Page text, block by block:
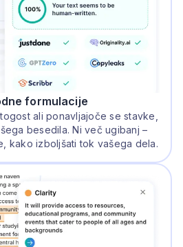
formulacije
ali ponavljajoče se stavke,
besedila. Ni več ugibanj –
kako izboljšati tok vašega dela.